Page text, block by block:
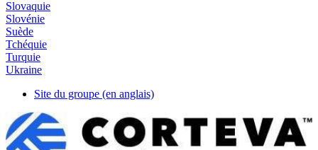
Slovaquie
Slovénie
Suède
Tchéquie
Turquie
Ukraine
Site du groupe (en anglais)